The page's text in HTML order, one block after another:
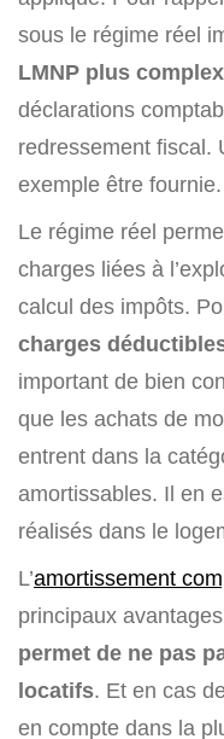
sous le régime réel
LMNP plus
déclarations
redressement fiscal.
exemple être fournie.
Le régime réel
charges liées à
calcul des impôts.
charges
important de bien
que les achats de
entrent dans la
amortissables. Il en
réalisés dans le
L’amortissement
principaux
permet de ne pas
locatifs. Et en cas
en compte dans la